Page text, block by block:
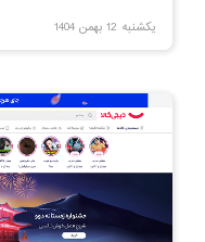
یکشنبه 12 بهمن 1404